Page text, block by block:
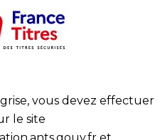
vous devez effectuer
le site